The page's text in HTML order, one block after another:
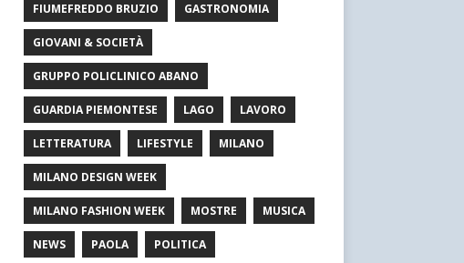
FIUMEFREDDO BRUZIO GASTRONOMIA
GIOVANI & SOCIETÀ
GRUPPO POLICLINICO ABANO
GUARDIA PIEMONTESE LAGO LAVORO
LETTERATURA LIFESTYLE MILANO
MILANO DESIGN WEEK
MILANO FASHION WEEK MOSTRE MUSICA
NEWS PAOLA POLITICA